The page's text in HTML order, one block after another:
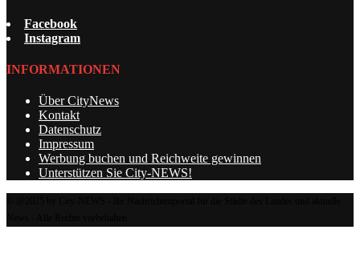
Facebook
Instagram
INFORMATIONEN
Über CityNews
Kontakt
Datenschutz
Impressum
Werbung buchen und Reichweite gewinnen
Unterstützen Sie City-NEWS!